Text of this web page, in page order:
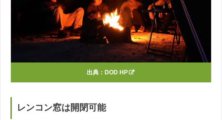
出典： DOD HP
レンコン窓は開閉可能